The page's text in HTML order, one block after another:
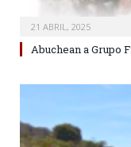
21 ABRIL, 2025
Abuchean a Grupo